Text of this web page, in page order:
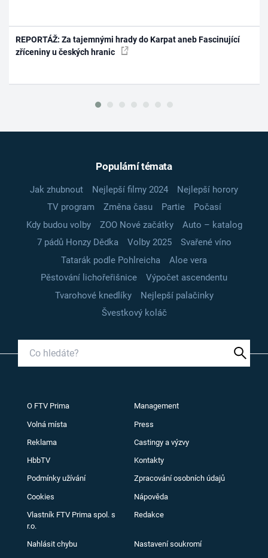
REPORTÁŽ: Za tajemnými hrady do Karpat aneb Fascinující
zříceniny u českých hranic
Populární témata
Jak zhubnout Nejlepší filmy 2024
Nejlepší horory
TV program
Změna času Partie
Počasí
Kdy budou volby
ZOO Nové začátky
Auto – katalog
7 pádů Honzy Dědka
Volby 2025
Svařené víno
Tatarák podle Pohlreicha
Aloe vera
Pěstování lichořeřišnice
Výpočet ascendentu
Tvarohové knedlíky
Nejlepší palačinky
Švestkový koláč
O FTV Prima Management
Volná místa Press
Reklama Castingy a výzvy
HbbTV Kontakty
Podmínky užívání Zpracování osobních údajů
Cookies Nápověda
Vlastník FTV Prima spol. s
r.o.
Redakce
Nahlásit chybu Nastavení soukromí